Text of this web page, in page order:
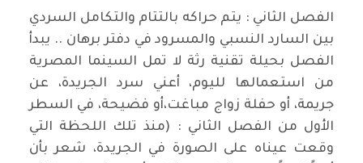
الفصل الثاني : يتم حراكه بالتتام والتكامل السردي
بين السارد النسبي والمسرود في دفتر برهان .. يبدأ
الفصل بحيلة تقنية رثة لا تمل السينما المصرية
من استعمالها لليوم، أعني سرد الجريدة، عن
جريمة، أو حفلة زواج مباغت،أو فضيحة، في السطر
الأول من الفصل الثاني : (منذ تلك اللحظة التي
وقعت عيناه على الصورة في الجريدة، شعر بأن